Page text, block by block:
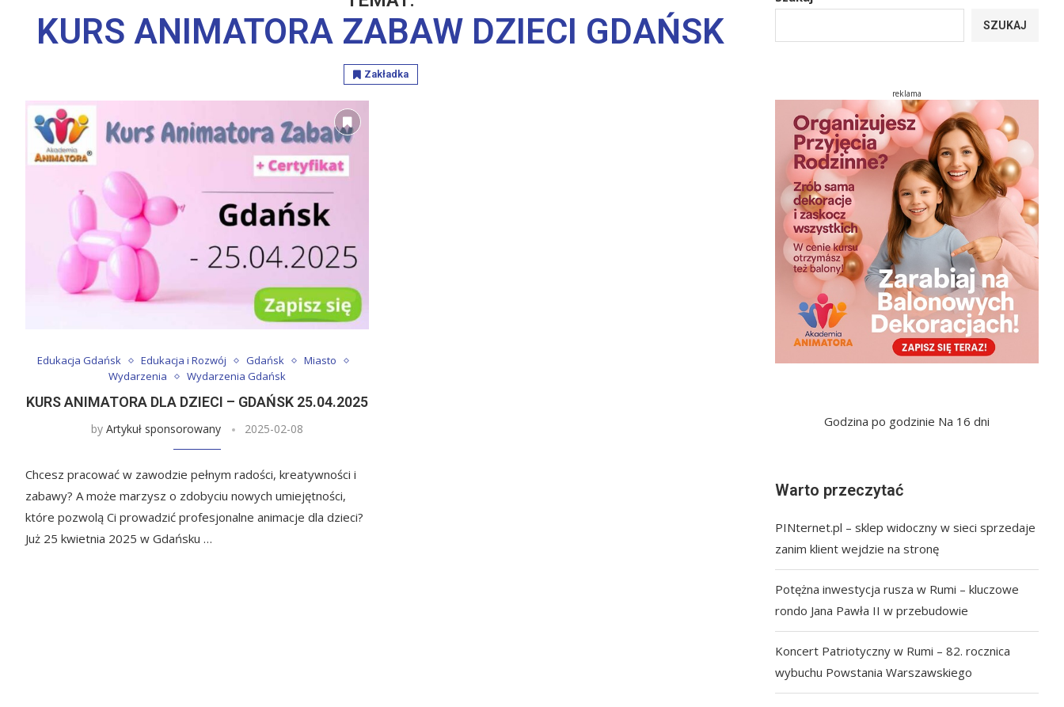
KURS ANIMATORA ZABAW DZIECI GDAŃSK
Zakładka
Edukacja Gdańsk Edukacja i Rozwój Gdańsk
Miasto
Wydarzenia
Wydarzenia Gdańsk
KURS ANIMATORA DLA DZIECI – GDAŃSK 25.04.2025
by Artykuł sponsorowany 2025-02-08
Chcesz pracować w zawodzie pełnym radości, kreatywności i
zabawy? A może marzysz o zdobyciu nowych umiejętności,
które pozwolą Ci prowadzić profesjonalne animacje dla dzieci?
Już 25 kwietnia 2025 w Gdańsku …
SZUKAJ
reklama
Godzina po godzinie Na 16 dni
Warto przeczytać
PINternet.pl – sklep widoczny w sieci sprzedaje
zanim klient wejdzie na stronę
Potężna inwestycja rusza w Rumi – kluczowe
rondo Jana Pawła II w przebudowie
Koncert Patriotyczny w Rumi – 82. rocznica
wybuchu Powstania Warszawskiego